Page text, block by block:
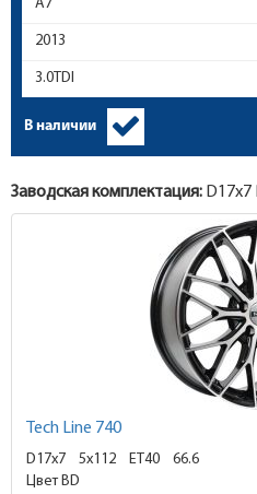
В наличии
Заводская комплектация: D17x7
Tech Line 740
D17x7 5x112 ET40
66.6
Цвет BD